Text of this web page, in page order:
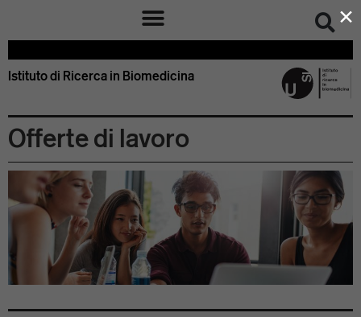
Istituto di Ricerca in Biomedicina
Offerte di lavoro
×